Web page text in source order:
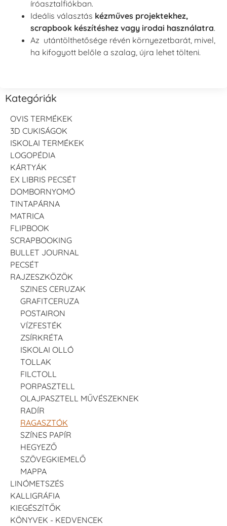
íróasztalfiókban.
Ideális választás kézműves projektekhez,
scrapbook készítéshez vagy irodai használatra.
Az utántölthetősége révén környezetbarát, mivel,
ha kifogyott belőle a szalag, újra lehet tölteni.
Kategóriák
OVIS TERMÉKEK
3D CUKISÁGOK
ISKOLAI TERMÉKEK
LOGOPÉDIA
KÁRTYÁK
EX LIBRIS PECSÉT
DOMBORNYOMÓ
TINTAPÁRNA
MATRICA
FLIPBOOK
SCRAPBOOKING
BULLET JOURNAL
PECSÉT
RAJZESZKÖZÖK
SZINES CERUZAK
GRAFITCERUZA
POSTAIRON
VÍZFESTÉK
ZSÍRKRÉTA
ISKOLAI OLLÓ
TOLLAK
FILCTOLL
PORPASZTELL
OLAJPASZTELL MŰVÉSZEKNEK
RADÍR
RAGASZTÓK
SZÍNES PAPÍR
HEGYEZŐ
SZÖVEGKIEMELŐ
MAPPA
LINÓMETSZÉS
KALLIGRÁFIA
KIEGÉSZÍTŐK
KÖNYVEK - KEDVENCEK